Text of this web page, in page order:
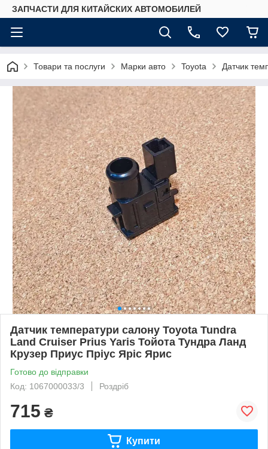
ЗАПЧАСТИ ДЛЯ КИТАЙСКИХ АВТОМОБИЛЕЙ
Товари та послуги Марки авто Toyota Датчик
Датчик температури салону Toyota Tundra
Land Cruiser Prius Yaris Тойота Тундра Ланд
Крузер Приус Пріус Яріс Ярис
Готово до відправки
Код: 1067000033/3
Роздріб
715 ₴
Купити